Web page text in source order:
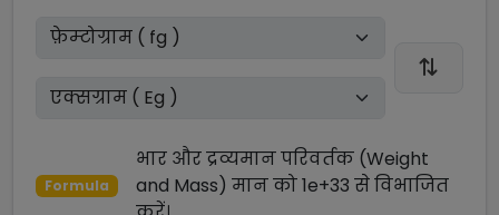
Formula
भार और द्रव्यमान परिवर्तक (Weight
and Mass) मान को1e+33 सेविभाजित